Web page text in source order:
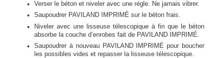
Verser le béton et niveler avec une régle. Ne jamais vibrer.
Saupoudrer PAVILAND IMPRIMÉ sur le béton frais.
Niveler avec une lisseuse télescopique à fin que le béton
absorbe la couche d’enrobes fait de PAVILAND IMPRIMÉ.
Saupoudrer à nouveau PAVILAND IMPRIMÉ pour boucher
les possibles vides et repasser la lisseuse télescopique.